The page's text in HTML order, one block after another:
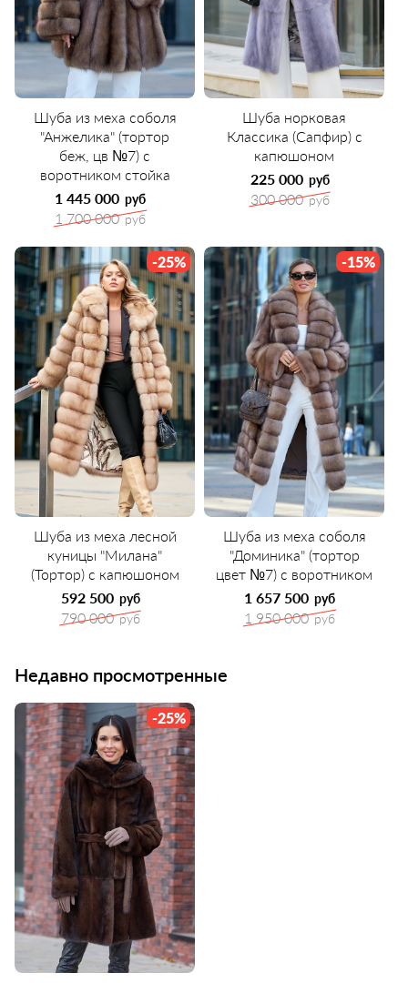
Шуба из меха соболя
"Анжелика" (тортор
беж, цв №7) с
воротником стойка
1 445 000 руб
1 700 000 руб
Шуба норковая
Классика (Сапфир) с
капюшоном
225 000 руб
300 000 руб
Шуба из меха лесной
куницы "Милана"
(Тортор) с капюшоном
592 500 руб
790 000 руб
-25%
Шуба из меха соболя
"Доминика" (тортор
цвет №7) с воротником
1 657 500 руб
1 950 000 руб
-15%
Недавно просмотренные
-25%